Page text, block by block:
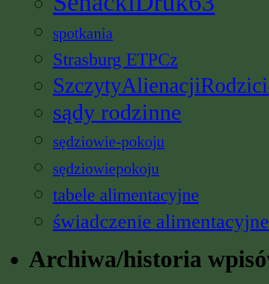
spotkania
Strasburg ETPCz
sądy rodzinne
sędziowie-pokoju
sędziowiepokoju
tabele alimentacyjne
świadczenie alimentacyjne
Archiwa/historia